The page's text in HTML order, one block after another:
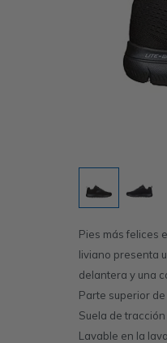
Pies más felices
liviano presenta
delantera y una
Parte superior
Suela de
Lavable en la